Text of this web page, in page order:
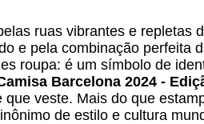
ruas vibrantes e repletas
e pela combinação perfeita
roupa: é um símbolo de
Barcelona 2024 -
veste. Mais do que
de estilo e cultura